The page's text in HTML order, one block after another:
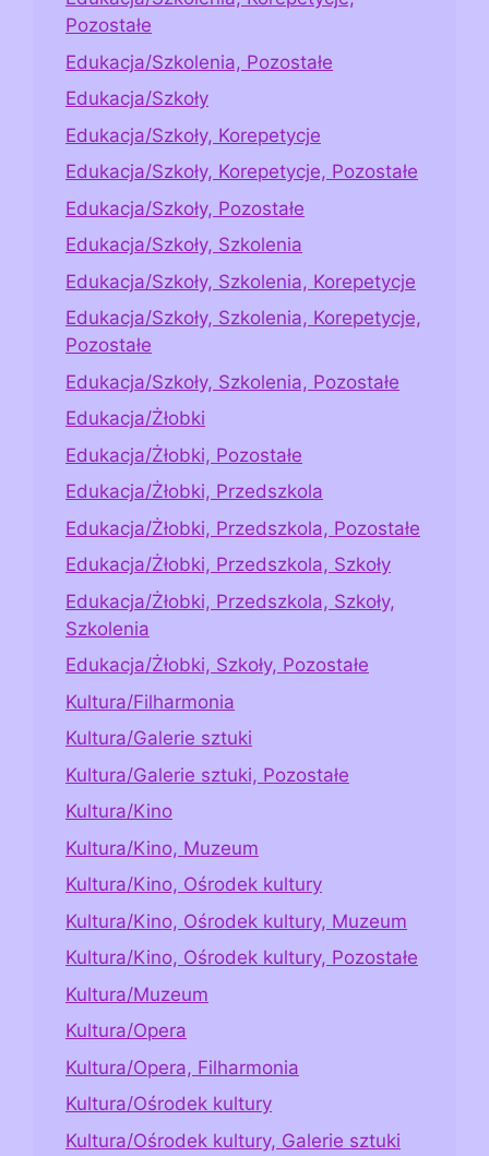
Pozostałe
Edukacja/Szkolenia, Pozostałe
Edukacja/Szkoły
Edukacja/Szkoły, Korepetycje
Edukacja/Szkoły, Korepetycje, Pozostałe
Edukacja/Szkoły, Pozostałe
Edukacja/Szkoły, Szkolenia
Edukacja/Szkoły, Szkolenia, Korepetycje
Edukacja/Szkoły, Szkolenia, Korepetycje,
Pozostałe
Edukacja/Szkoły, Szkolenia, Pozostałe
Edukacja/Żłobki
Edukacja/Żłobki, Pozostałe
Edukacja/Żłobki, Przedszkola
Edukacja/Żłobki, Przedszkola, Pozostałe
Edukacja/Żłobki, Przedszkola, Szkoły
Edukacja/Żłobki, Przedszkola, Szkoły,
Szkolenia
Edukacja/Żłobki, Szkoły, Pozostałe
Kultura/Filharmonia
Kultura/Galerie sztuki
Kultura/Galerie sztuki, Pozostałe
Kultura/Kino
Kultura/Kino, Muzeum
Kultura/Kino, Ośrodek kultury
Kultura/Kino, Ośrodek kultury, Muzeum
Kultura/Kino, Ośrodek kultury, Pozostałe
Kultura/Muzeum
Kultura/Opera
Kultura/Opera, Filharmonia
Kultura/Ośrodek kultury
Kultura/Ośrodek kultury, Galerie sztuki